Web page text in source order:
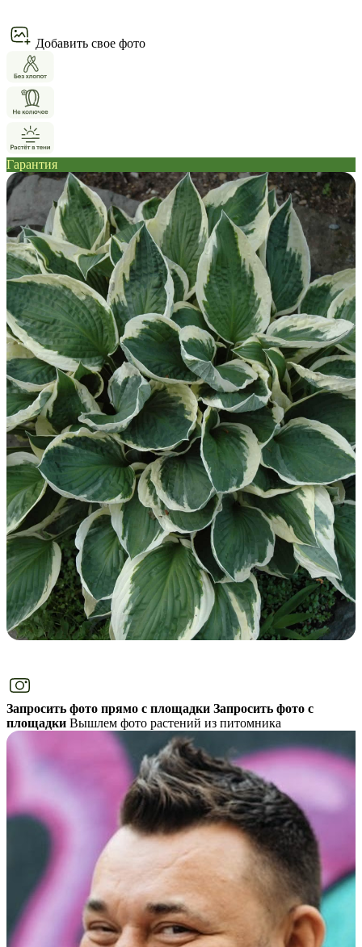
Добавить свое фото
Гарантия
Запросить фото прямо с площадки Запросить фото с
площадки Вышлем фото растений из питомника